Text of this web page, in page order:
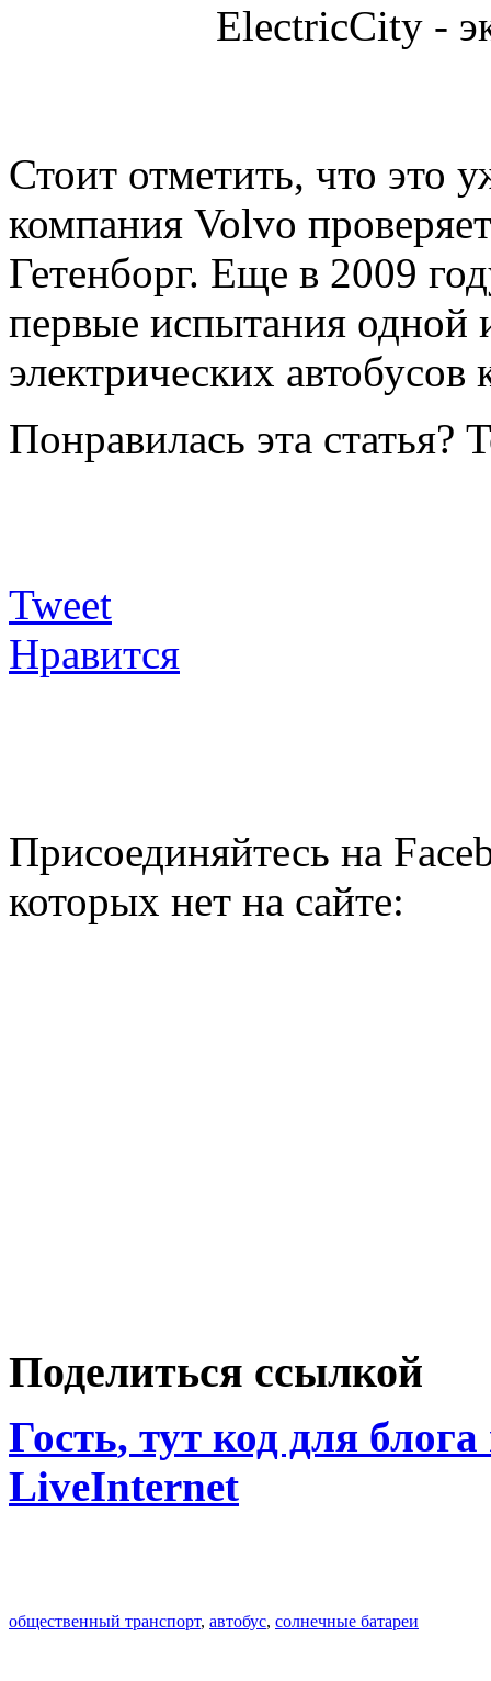
ElectricCity -
Стоит отметить, что это
компания Volvo
Гетенборг. Еще в 2009
первые испытания
электрических
Понравилась эта статья?
Tweet
Нравится
Присоединяйтесь на
которых нет на сайте:
Поделиться ссылкой
Гость, тут код для
LiveInternet
общественный транспорт, автобус, солнечные батареи